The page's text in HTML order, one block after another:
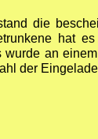
die
hat
an
der